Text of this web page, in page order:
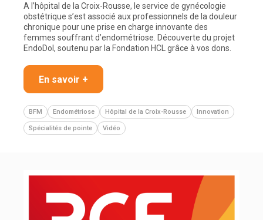
A l’hôpital de la Croix-Rousse, le service de gynécologie
obstétrique s’est associé aux professionnels de la douleur
chronique pour une prise en charge innovante des
femmes souffrant d’endométriose. Découverte du projet
EndoDol, soutenu par la Fondation HCL grâce à vos dons.
En savoir +
BFM Endométriose Hôpital de la Croix-Rousse Innovation
Spécialités de pointe Vidéo